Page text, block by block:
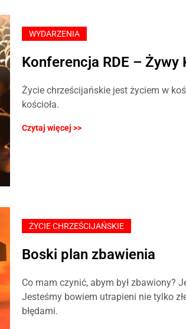
WYDARZENIA
Konferencja RDE – Żywy
Życie chrześcijańskie jest życiem w
kościoła.
Czytaj więcej >>
ŻYCIE CHRZEŚCIJAŃSKIE
Boski plan zbawienia
Co mam czynić, abym był zbawiony?
Jesteśmy bowiem utrapieni nie tylko
błędami.